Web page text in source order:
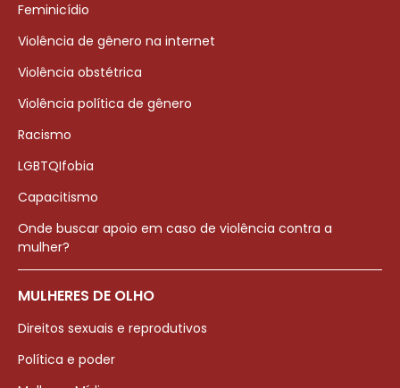
Feminicídio
Violência de gênero na internet
Violência obstétrica
Violência política de gênero
Racismo
LGBTQIfobia
Capacitismo
Onde buscar apoio em caso de violência contra a
mulher?
MULHERES DE OLHO
Direitos sexuais e reprodutivos
Política e poder